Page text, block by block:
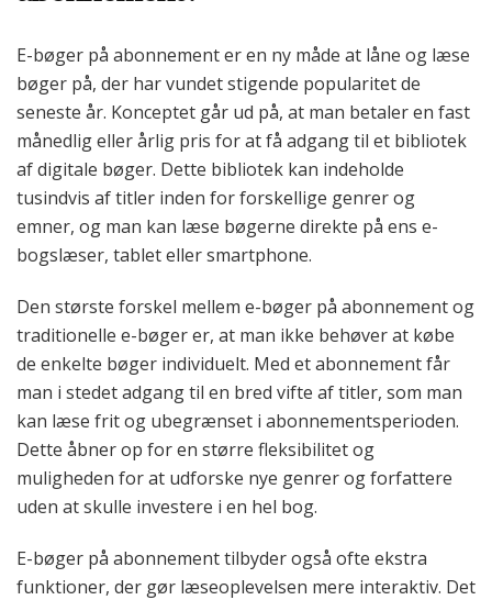
E-bøger på abonnement er en ny måde at låne og læse
bøger på, der har vundet stigende popularitet de
seneste år. Konceptet går ud på, at man betaler en fast
månedlig eller årlig pris for at få adgang til et bibliotek
af digitale bøger. Dette bibliotek kan indeholde
tusindvis af titler inden for forskellige genrer og
emner, og man kan læse bøgerne direkte på ens e-
bogslæser, tablet eller smartphone.
Den største forskel mellem e-bøger på abonnement og
traditionelle e-bøger er, at man ikke behøver at købe
de enkelte bøger individuelt. Med et abonnement får
man i stedet adgang til en bred vifte af titler, som man
kan læse frit og ubegrænset i abonnementsperioden.
Dette åbner op for en større fleksibilitet og
muligheden for at udforske nye genrer og forfattere
uden at skulle investere i en hel bog.
E-bøger på abonnement tilbyder også ofte ekstra
funktioner, der gør læseoplevelsen mere interaktiv. Det